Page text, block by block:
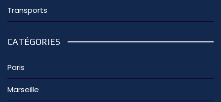
Transports
CATÉGORIES
Paris
Marseille